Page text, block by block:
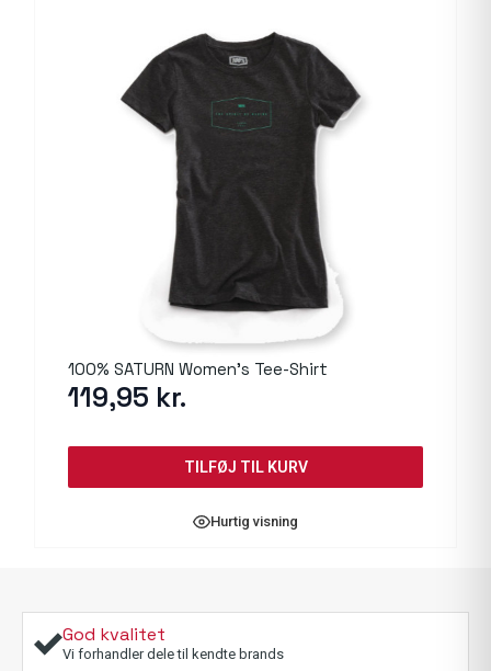
100% SATURN Women’s Tee-Shirt
119,95 kr.
TILFØJ TIL KURV
Hurtig visning
God kvalitet
Vi forhandler dele til kendte brands